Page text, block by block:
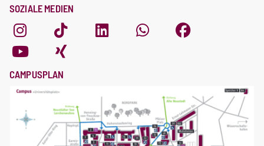
SOZIALE MEDIEN
CAMPUSPLAN